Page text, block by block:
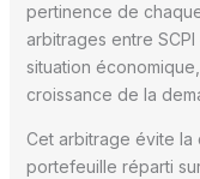
pertinence de
arbitrages entre
situation
croissance de la
Cet arbitrage évite la
portefeuille réparti